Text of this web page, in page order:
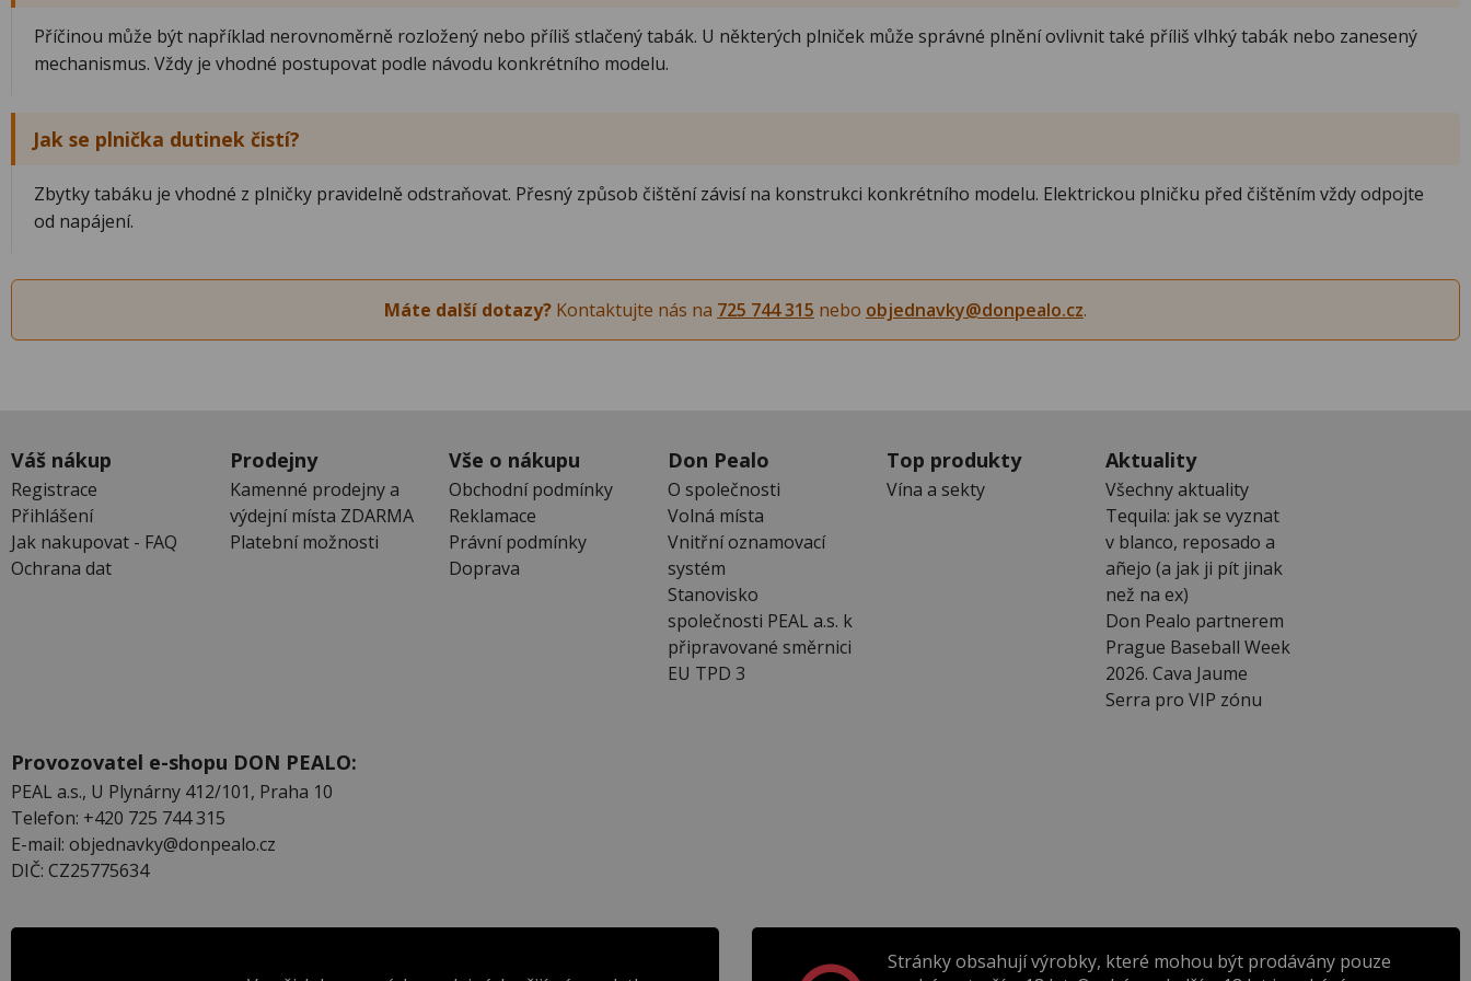
Příčinou může být například nerovnoměrně rozložený nebo příliš stlačený tabák. U některých plniček může správné plnění ovlivnit také příliš vlhký tabák nebo zanesený
mechanismus. Vždy je vhodné postupovat podle návodu konkrétního modelu.
Jak se plnička dutinek čistí?
Zbytky tabáku je vhodné z plničky pravidelně odstraňovat. Přesný způsob čištění závisí na konstrukci konkrétního modelu. Elektrickou plničku před čištěním vždy odpojte
od napájení.
Máte další dotazy? Kontaktujte nás na 725 744 315 nebo objednavky@donpealo.cz.
Váš nákup
Registrace
Přihlášení
Jak nakupovat - FAQ
Ochrana dat
Prodejny
Kamenné prodejny a
výdejní místa ZDARMA
Platební možnosti
Vše o nákupu
Obchodní podmínky
Reklamace
Právní podmínky
Doprava
Don Pealo
O společnosti
Volná místa
Vnitřní oznamovací
systém
Stanovisko
společnosti PEAL a.s. k
připravované směrnici
EU TPD 3
Top produkty
Vína a sekty
Aktuality
Všechny aktuality
Tequila: jak se vyznat
v blanco, reposado a
añejo (a jak ji pít jinak
než na ex)
Don Pealo partnerem
Prague Baseball Week
2026. Cava Jaume
Serra pro VIP zónu
Provozovatel e-shopu DON PEALO:
PEAL a.s., U Plynárny 412/101, Praha 10
Telefon: +420 725 744 315
E-mail: objednavky@donpealo.cz
DIČ: CZ25775634
Stránky obsahují výrobky, které mohou být prodávány pouze